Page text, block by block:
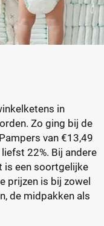
in
Zo ging bij de
van €13,49
22%. Bij andere
is een soortgelijke
prijzen is bij zowel
de midpakken als